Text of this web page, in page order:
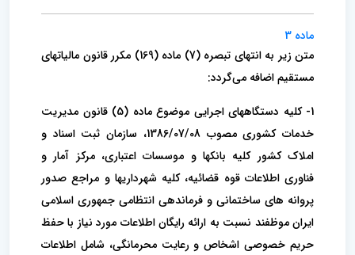
ماده 3
متن زیر به انتهای تبصره (7) ماده (169) مکرر قانون مالیاتهای
مستقیم اضافه می‌گردد:
1- کلیه دستگاههای اجرایی موضوع ماده (5) قانون مدیریت
خدمات کشوری مصوب 1386/07/08، سازمان ثبت اسناد و
املاک کشور کلیه بانکها و موسسات اعتباری، مرکز آمار و
فناوری اطلاعات قوه قضائیه، کلیه شهرداریها و مراجع صدور
پروانه های ساختمانی و فرماندهی انتظامی جمهوری اسلامی
ایران موظفند نسبت به ارائه رایگان اطلاعات مورد نیاز با حفظ
حریم خصوصی اشخاص و رعایت محرمانگی، شامل اطلاعات